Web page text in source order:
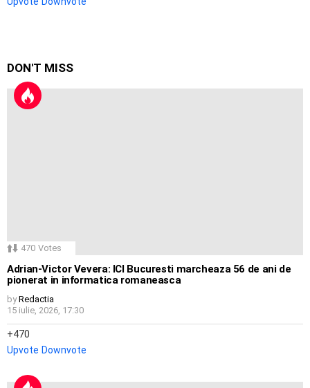
DON'T MISS
470 Votes
Adrian-Victor Vevera: ICI Bucuresti marcheaza 56 de ani de
pionerat in informatica romaneasca
by Redactia
15 iulie, 2026, 17:30
470
Upvote Downvote